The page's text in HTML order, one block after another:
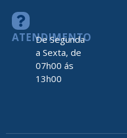
ATENDIMENTO
De Segunda
a Sexta, de
07h00 ás
13h00